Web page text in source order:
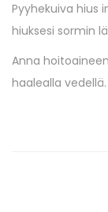
Pyyhekuiva hius
hiuksesi sormin
Anna
haalealla vedellä.